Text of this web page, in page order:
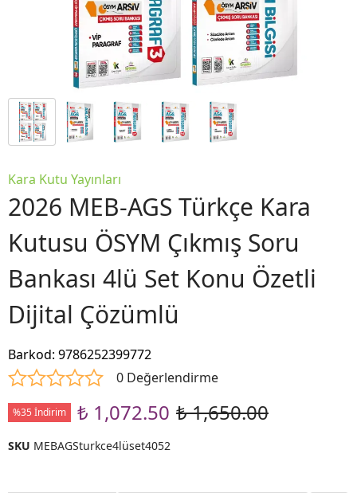
Kara Kutu Yayınları
2026 MEB-AGS Türkçe Kara
Kutusu ÖSYM Çıkmış Soru
Bankası 4lü Set Konu Özetli
Dijital Çözümlü
Barkod: 9786252399772
0 Değerlendirme
%35 İndirim ₺ 1,072.50 ₺ 1,650.00
SKU MEBAGSturkce4lüset4052